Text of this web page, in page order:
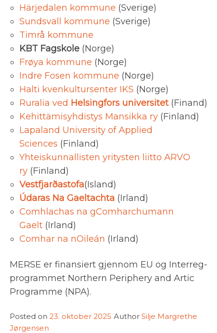
Härjedalen kommune (Sverige)
Sundsvall kommune (Sverige)
Timrå kommune
KBT Fagskole (Norge)
Frøya kommune (Norge)
Indre Fosen kommune (Norge)
Halti kvenkultursenter IKS (Norge)
Ruralia ved Helsingfors universitet (Finand)
Kehittämisyhdistys Mansikka ry (Finland)
Lapaland University of Applied
Sciences (Finland)
Yhteiskunnallisten yritysten liitto ARVO
ry (Finland)
Vestfjarðastofa(Island)
Údaras Na Gaeltachta (Irland)
Comhlachas na gComharchumann
Gaelt (Irland)
Comhar na nOileán (Irland)
MERSE er finansiert gjennom EU og Interreg-
programmet Northern Periphery and Artic
Programme (NPA).
Posted on 23. oktober 2025 Author Silje Margrethe
Jørgensen